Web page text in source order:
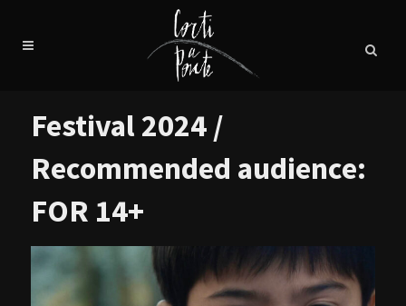
Festival 2024 /
Recommended audience:
FOR 14+